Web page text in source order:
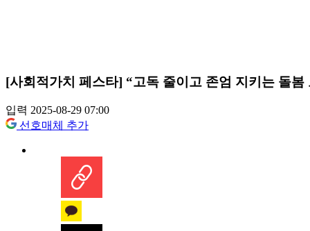
[사회적가치 페스타] “고독 줄이고 존엄 지키는 돌봄
입력 2025-08-29 07:00
선호매체 추가